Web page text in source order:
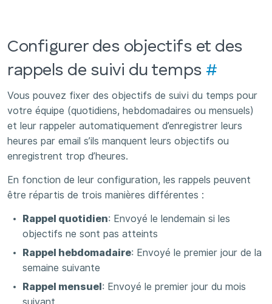
Configurer des objectifs et des
rappels de suivi du temps #
Vous pouvez fixer des objectifs de suivi du temps pour
votre équipe (quotidiens, hebdomadaires ou mensuels)
et leur rappeler automatiquement d’enregistrer leurs
heures par email s’ils manquent leurs objectifs ou
enregistrent trop d’heures.
En fonction de leur configuration, les rappels peuvent
être répartis de trois manières différentes :
Rappel quotidien: Envoyé le lendemain si les
objectifs ne sont pas atteints
Rappel hebdomadaire: Envoyé le premier jour de la
semaine suivante
Rappel mensuel : Envoyé le premier jour du mois